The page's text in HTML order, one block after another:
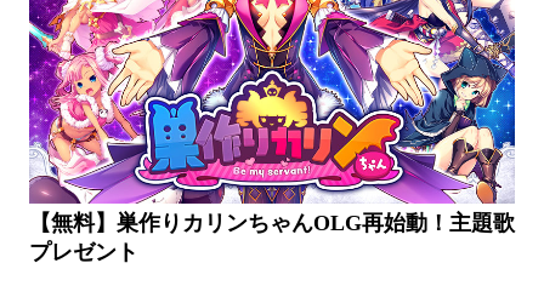
【無料】巣作りカリンちゃんOLG再始動！主題歌
プレゼント